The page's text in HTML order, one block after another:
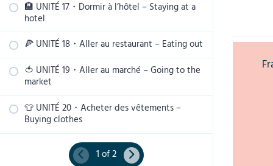
🅿 Le son [j] – The sound [j]
numbers
🅿 Le son [ch] – The sound [ch]
PRACTICE: Le verbe “prendre”
🅲🅾 Les verbes pronominaux –
Pronominal verbs
🆅 Les expressions de fréquence –
Expressions of frequency
🆂🅵 Donner l’heure – Saying the time
🅿 Le son [an] – The sound [an]
🅶 Le futur proche – The near future
🅶 Formuler des questions – Making
questions
🅿 Les liaisons interdites – Forbidden
liaisons
🅿 Le son [u] – The sound [u]
🆅 Les lieux en ville – Places in town
🆅 Les moyens de transport – Means of
transport
🅶 Le pronom “y” – The pronoun “y”
🅲🅾 L’impératif – The imperative
🆅 Les directions – Directions
🅿 Le son [in] – The sound [in]
🏨 UNITÉ 17・Dormir à l’hôtel – Staying at a
hotel
🆅 À l’hôtel – At the hotel
🆅 Les mois et les dates – Months and
dates
🆂🅵 Remplir une fiche d’inscription –
Filling in a registration form
🆂🅵 Gérer des problèmes à l’hôtel –
🍕 UNITÉ 18・Aller au restaurant – Eating out
🆂🅵 Aller manger au restaurant – Eating
out
🆅 La carte d’un restaurant – A restaurant
menu
🆅 Les boissons – Drinks
🍅 UNITÉ 19・Aller au marché – Going to the
market
🆅 Les fruits et les légumes – Fruits and
vegetables
🅶 Exprimer la quantité (1re partie) –
Expressing quantity (part 1)
👕 UNITÉ 20・Acheter des vêtements –
Buying clothes
🆅 Les vêtements – Clothes
1 of 2